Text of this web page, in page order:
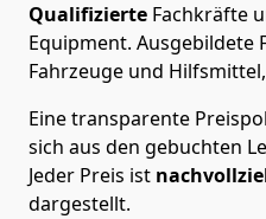
Qualifizierte Fachkräfte
Equipment. Ausgebildete
Fahrzeuge und
Eine transparente
sich aus den gebuchten
Jeder Preis ist
dargestellt.